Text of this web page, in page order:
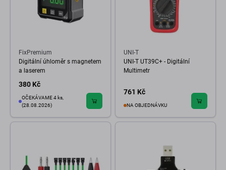
FixPremium
Digitální úhloměr s magnetem
a laserem
380 Kč
OČEKÁVAME 4 ks,
(28.08.2026)
UNI-T
UNI-T UT39C+ - Digitální
Multimetr
761 Kč
NA OBJEDNÁVKU